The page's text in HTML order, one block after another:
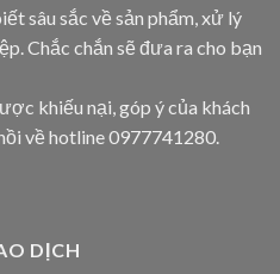
sâu sắc về sản phẩm, xử lý
Chắc chắn sẽ đưa ra cho bạn
khiếu nại, góp ý của khách
về hotline0977741280
DỊCH